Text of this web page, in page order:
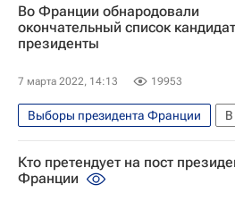
Эммануэль Макрон
Евросоюз
НАТО
Украина
Санкции в
Франция
Во Франции обнародовали
окончательный список
президенты
7 марта 2022, 14:13 19953
Выборы президента Франции
Франция
Анн Идальго
Жан-Люк Меланшон
Кто претендует на пост
Франции